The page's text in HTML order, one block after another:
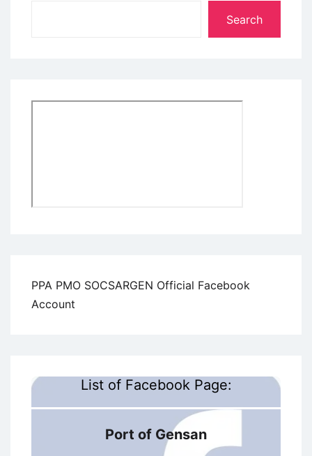
Search
PPA PMO SOCSARGEN Official Facebook
Account
List of Facebook Page:
Port of Gensan